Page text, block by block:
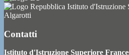
Istituto d'Istruzione
Algarotti
Contatti
Istituto d'Istruzione Superiore